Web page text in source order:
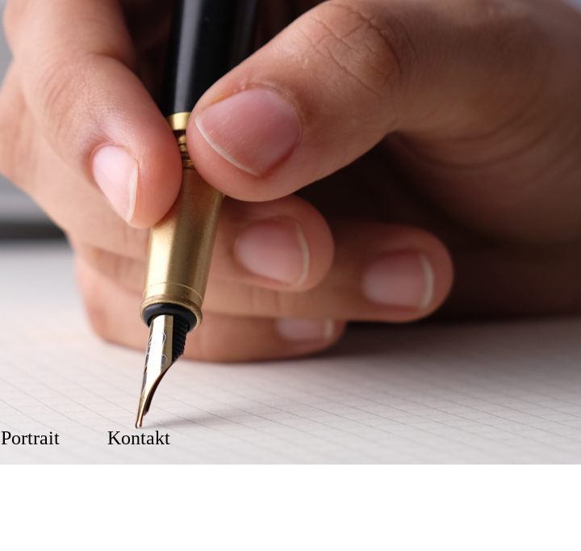
Menü überspringen
▼
Portrait Kontakt